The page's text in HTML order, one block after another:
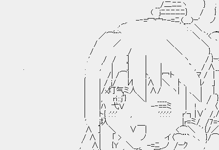
__/二ﾆﾆヽ　 　 ｝　 ; 　
(　jﾆﾆﾆﾆﾆ｝　　/　　}　
_,.　 -‐=冖宀‐-=ﾆ,(___)ｰ' 　 ノ　
, :'´　　　　　　　　　 　 ｀: . ＼　　
／⌒¨＾　 　 　 　 　 　 　 　 　 ＼ ｀'<⌒
/　 　 ／　　 　　　　　　＼　　　　　＼　｀
/　　　 　 　 /　　　　　　　　＼ 　 　 　 }、　
.'　　 /　/ 　 ]　　　|　　 　 　 　 ヽ　 　 / }ｰ
.　　 　 　 　 　 　 　 .　　 ,′ | 　　]　　　|　　 |　　　 　 ` ,　/
;　　　　/| /⌒|　 　 ﾄ, 　 |冖ト　　　　ﾏ /　|
| 　 ｜/ j/ 　 И　　|∧　|＼　 ﾄ 、　　ﾚ　 」
|　　 |/x灯气ミ人　 | ∧/　　ヽ|　| 、　|　　|_
|　　 |, 　 rｉ::jﾟ}　　＼| 　 ____ 　 　 |　＼|　/　}
|　　 |ﾊ　弋V　　　　　-‐==ミ　　 |　 !　 ,′〈
|　　 ト{ :':':'　　 ,　　　 　 ':':':':'　　r'┐|∨　/
'.　　ｊ圦　　 　 　 ＿　　　　　 　 |r=ミ/　/
∧　]　 ＼　 　∨　 |　　 　 　 <⌒＼ ｀'｛/／¨
/ ∧ |　　「 >　　 　ノ　　 　イ〈⌒¨`丶、 }/⌒
,′ ∧|　　{Y　 ＼__,.　-=ﾆ_,ノ　/ｰｸ　　　,′　